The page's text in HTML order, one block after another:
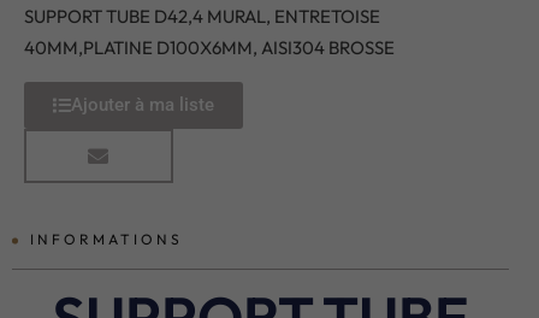
SUPPORT TUBE D42,4 MURAL, ENTRETOISE
40MM,PLATINE D100X6MM, AISI304 BROSSE
Ajouter à ma liste
INFORMATIONS